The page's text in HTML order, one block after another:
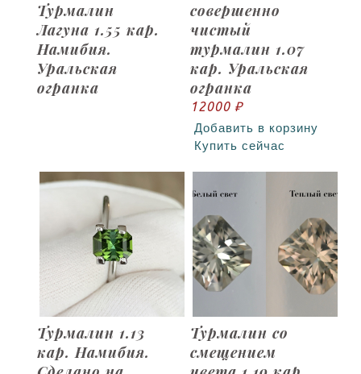
Турмалин
Лагуна 1.55 кар.
Намибия.
Уральская
огранка
совершенно
чистый
турмалин 1.07
кар. Уральская
огранка
12000 ₽
Добавить в корзину
Купить сейчас
Турмалин 1.13
кар. Намибия.
Турмалин со
смещением